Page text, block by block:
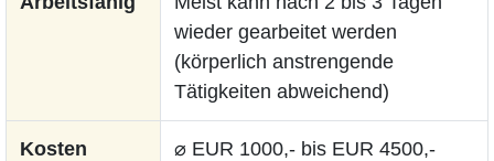
wieder gearbeitet werden
(körperlich anstrengende
Tätigkeiten abweichend)
Kosten
⌀ EUR 1000,- bis EUR 4500,-